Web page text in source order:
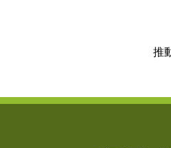
推